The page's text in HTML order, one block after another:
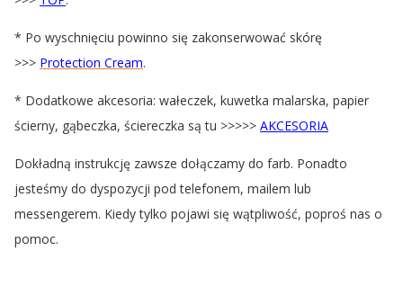
* Po wyschnięciu powinno się zakonserwować skórę
>>> Protection Cream.
* Dodatkowe akcesoria: wałeczek, kuwetka malarska, papier
ścierny, gąbeczka, ściereczka są tu >>>>> AKCESORIA
Dokładną instrukcję zawsze dołączamy do farb. Ponadto
jesteśmy do dyspozycji pod telefonem, mailem lub
messengerem. Kiedy tylko pojawi się wątpliwość, poproś nas o
pomoc.